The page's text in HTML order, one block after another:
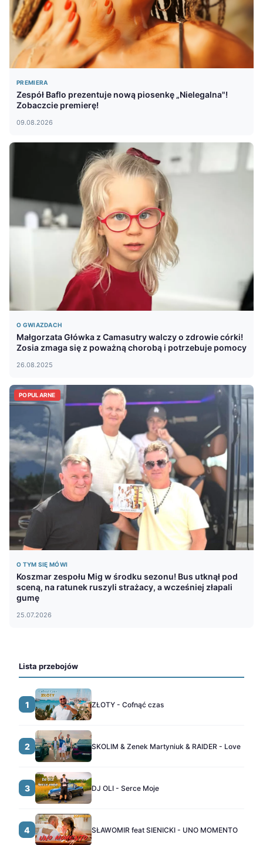
PREMIERA
Zespół Baflo prezentuje nową piosenkę „Nielegalna"!
Zobaczcie premierę!
09.08.2026
O GWIAZDACH
Małgorzata Główka z Camasutry walczy o zdrowie córki!
Zosia zmaga się z poważną chorobą i potrzebuje pomocy
26.08.2025
POPULARNE
O TYM SIĘ MÓWI
Koszmar zespołu Mig w środku sezonu! Bus utknął pod
sceną, na ratunek ruszyli strażacy, a wcześniej złapali
gumę
25.07.2026
Lista przebojów
1 ZŁOTY - Cofnąć czas
2 SKOLIM & Zenek Martyniuk & RAIDER - Love
3 DJ OLI - Serce Moje
4 SŁAWOMIR feat SIENICKI - UNO MOMENTO